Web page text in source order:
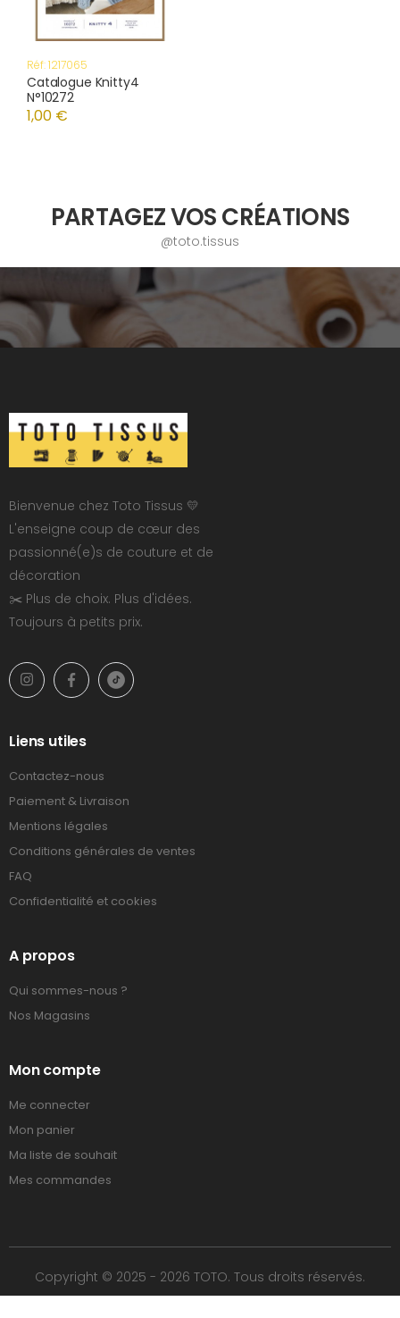
Réf: 1217065
Catalogue Knitty4
N°10272
1,00 €
PARTAGEZ VOS CRÉATIONS
@toto.tissus
Bienvenue chez Toto Tissus 💛
L'enseigne coup de cœur des
passionné(e)s de couture et de
décoration
✂️ Plus de choix. Plus d'idées.
Toujours à petits prix.
Liens utiles
Contactez-nous
Paiement & Livraison
Mentions légales
Conditions générales de ventes
FAQ
Confidentialité et cookies
A propos
Qui sommes-nous ?
Nos Magasins
Mon compte
Me connecter
Mon panier
Ma liste de souhait
Mes commandes
Copyright © 2025 - 2026 TOTO. Tous droits réservés.